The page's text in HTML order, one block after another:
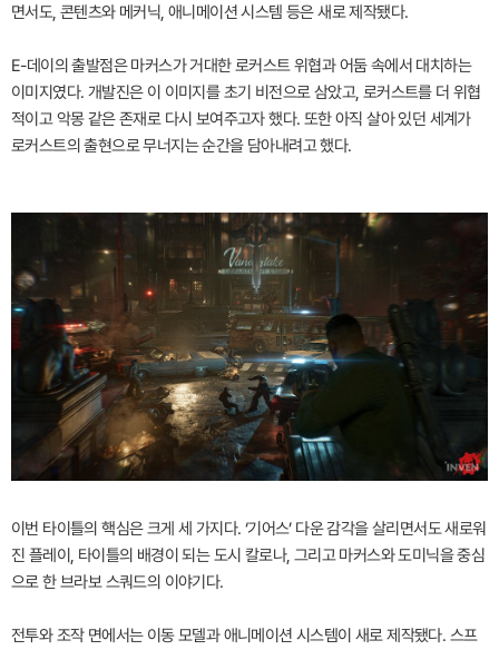
면서도, 콘텐츠와 메커닉, 애니메이션 시스템 등은 새로 제작됐다.
E-데이의 출발점은 마커스가 거대한 로커스트 위협과 어둠 속에서 대치하는
이미지였다. 개발진은 이 이미지를 초기 비전으로 삼았고, 로커스트를 더 위협
적이고 악몽 같은 존재로 다시 보여주고자 했다. 또한 아직 살아 있던 세계가
로커스트의 출현으로 무너지는 순간을 담아내려고 했다.
이번 타이틀의 핵심은 크게 세 가지다. ‘기어스’ 다운 감각을 살리면서도 새로워
진 플레이, 타이틀의 배경이 되는 도시 칼로나, 그리고 마커스와 도미닉을 중심
으로 한 브라보 스쿼드의 이야기다.
전투와 조작 면에서는 이동 모델과 애니메이션 시스템이 새로 제작됐다. 스프